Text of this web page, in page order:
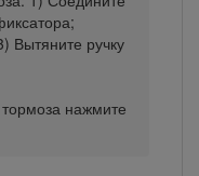
Вытяните ручку
нажмите